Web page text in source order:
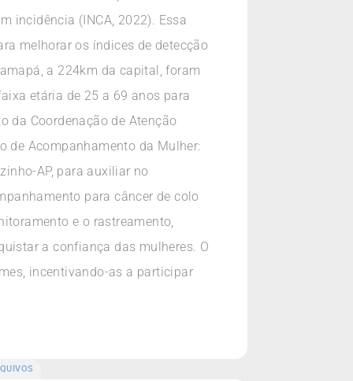
incidência (INCA, 2022). Essa
melhorar os índices de detecção
a 224km da capital, foram
etária de 25 a 69 anos para
da Coordenação de Atenção
de Acompanhamento da Mulher:
AP, para auxiliar no
para câncer de colo
e o rastreamento,
a confiança das mulheres. O
incentivando-as a participar